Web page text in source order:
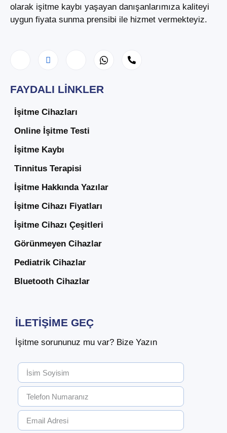
olarak işitme kaybı yaşayan danışanlarımıza kaliteyi
uygun fiyata sunma prensibi ile hizmet vermekteyiz.
FAYDALI LINKLER
İşitme Cihazları
Online İşitme Testi
İşitme Kaybı
Tinnitus Terapisi
İşitme Hakkında Yazılar
İşitme Cihazı Fiyatları
İşitme Cihazı Çeşitleri
Görünmeyen Cihazlar
Pediatrik Cihazlar
Bluetooth Cihazlar
İLETIŞIME GEÇ
İşitme sorununuz mu var? Bize Yazın